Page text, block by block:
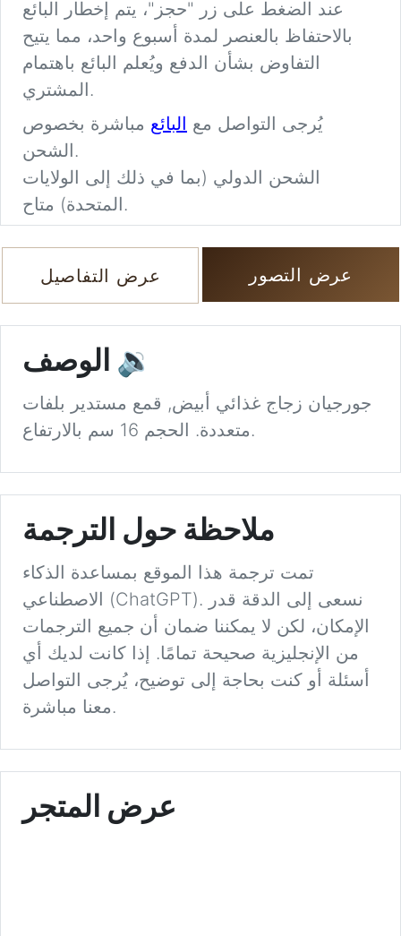
عند الضغط على زر "حجز"، يتم إخطار البائع
بالاحتفاظ بالعنصر لمدة أسبوع واحد، مما يتيح
التفاوض بشأن الدفع ويُعلم البائع باهتمام
المشتري.
يُرجى التواصل مع البائع مباشرة بخصوص
الشحن.
الشحن الدولي (بما في ذلك إلى الولايات
المتحدة) متاح.
عرض التفاصيل عرض التصور
🔉
جورجيان زجاج غذائي أبيض, قمع مستدير بلفات
متعددة. الحجم 16 سم بالارتفاع.
ملاحظة حول الترجمة
تمت ترجمة هذا الموقع بمساعدة الذكاء
الاصطناعي (ChatGPT). نسعى إلى الدقة قدر
الإمكان، لكن لا يمكننا ضمان أن جميع الترجمات
من الإنجليزية صحيحة تمامًا. إذا كانت لديك أي
أسئلة أو كنت بحاجة إلى توضيح، يُرجى التواصل
معنا مباشرة.
عرض المتجر